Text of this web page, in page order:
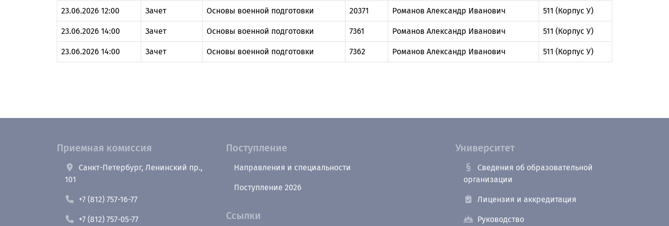
23.06.2026 12:00 Зачет Основы военной подготовки 20371 Романов Александр Иванович 511 (Корпус У)
23.06.2026 14:00 Зачет Основы военной подготовки 7361 Романов Александр Иванович 511 (Корпус У)
23.06.2026 14:00 Зачет Основы военной подготовки 7362 Романов Александр Иванович 511 (Корпус У)
Приемная комиссия
Санкт-Петербург, Ленинский пр.,
101
+7 (812) 757-16-77
+7 (812) 757-05-77
Поступление
Направления и специальности
Поступление 2026
Ссылки
Университет
Сведения об образовательной
организации
Лицензия и аккредитация
Руководство